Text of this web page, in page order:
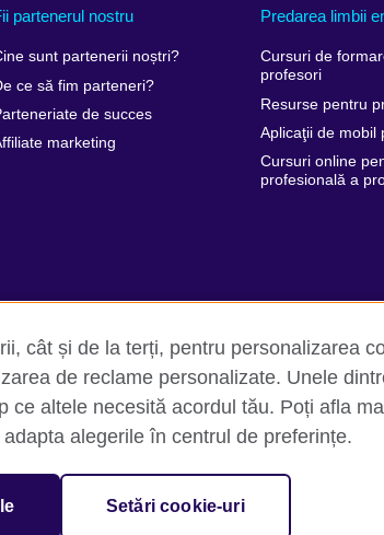
partenerul nostru
sunt partenerii noștri?
ce să fim parteneri?
de succes
marketing
Predarea limbii
Cursuri de
profesori
Resurse pentru
Aplicaţii de mobil
Cursuri online
profesională a
și termeni de utilizare Trimite-ne comentariile
cât și de la terți, pentru personalizarea
de reclame personalizate. Unele
ce altele necesită acordul tău. Poți afla
alegerile în centrul de preferințe.
Setări cookie-uri